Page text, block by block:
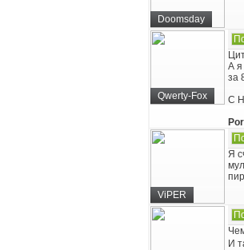
Doomsday
Qwerty-Fox
А я
за
С
ViPER
Я
И